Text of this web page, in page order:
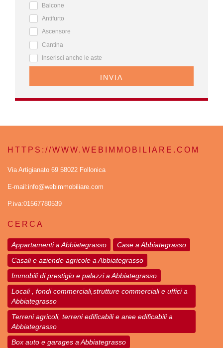
Balcone
Antifurto
Ascensore
Cantina
Inserisci anche le aste
INVIA
HTTPS://WWW.WEBIMMOBILIARE.COM
Via Artigianato 69 58022 Follonica
E-mail:info@webimmobiliare.com
P.iva:01567780539
CERCA
Appartamenti a Abbiategrasso
Case a Abbiategrasso
Casali e aziende agricole a Abbiategrasso
Immobili di prestigio e palazzi a Abbiategrasso
Locali , fondi commerciali,strutture commerciali e uffici a
Abbiategrasso
Terreni agricoli, terreni edificabili e aree edificabili a
Abbiategrasso
Box auto e garages a Abbiategrasso